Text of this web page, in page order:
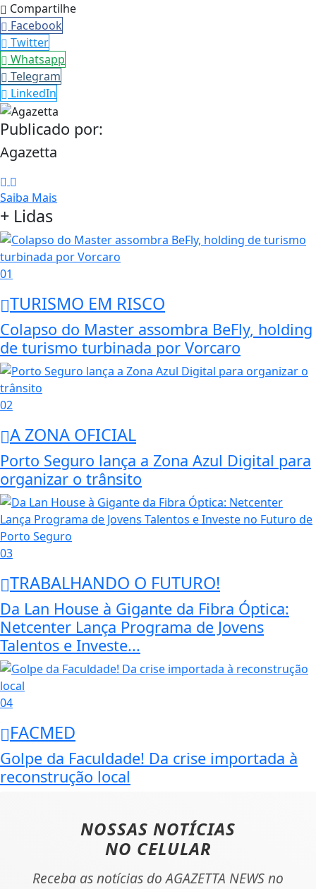
Compartilhe
Facebook
Twitter
Whatsapp
Telegram
LinkedIn
Publicado por:
Agazetta
Saiba Mais
+ Lidas
01
TURISMO EM RISCO
Colapso do Master assombra BeFly, holding
de turismo turbinada por Vorcaro
02
A ZONA OFICIAL
Porto Seguro lança a Zona Azul Digital para
organizar o trânsito
03
TRABALHANDO O FUTURO!
Da Lan House à Gigante da Fibra Óptica:
Netcenter Lança Programa de Jovens
Talentos e Investe...
04
FACMED
Golpe da Faculdade! Da crise importada à
reconstrução local
NOSSAS NOTÍCIAS
NO CELULAR
Receba as notícias do AGAZETTA NEWS no